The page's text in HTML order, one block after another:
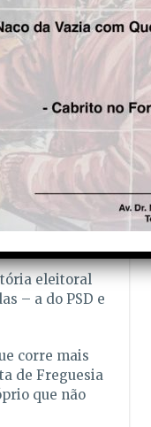
o mais
não podem
às eleições,
da
integrar a
entra
o que seria
também
do PSD e
eleitoral
– a do PSD e
corre mais
de Freguesia
que não